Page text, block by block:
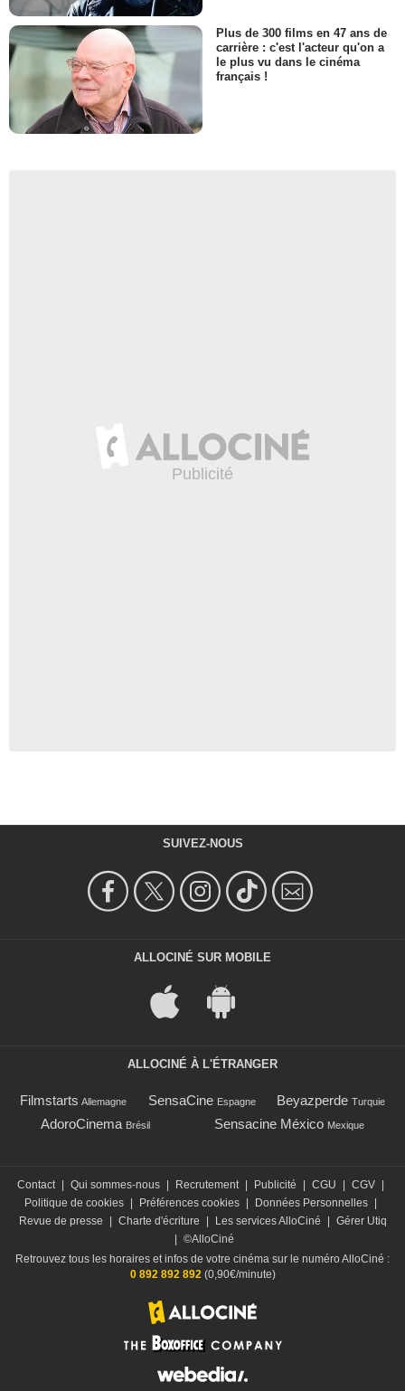
Plus de 300 films en 47 ans de
carrière : c'est l'acteur qu'on a
le plus vu dans le cinéma
français !
SUIVEZ-NOUS
ALLOCINÉ SUR MOBILE
ALLOCINÉ À L'ÉTRANGER
Filmstarts Allemagne SensaCine Espagne Beyazperde Turquie
AdoroCinema Brésil Sensacine México Mexique
Contact Qui sommes-nous Recrutement Publicité CGU CGV
Politique de cookies
Préférences cookies Données Personnelles
Revue de presse
Charte d'écriture Les services AlloCiné
Gérer Utiq
©AlloCiné
Retrouvez tous les horaires et infos de votre cinéma sur le numéro AlloCiné :
0 892 892 892(0,90€/minute)